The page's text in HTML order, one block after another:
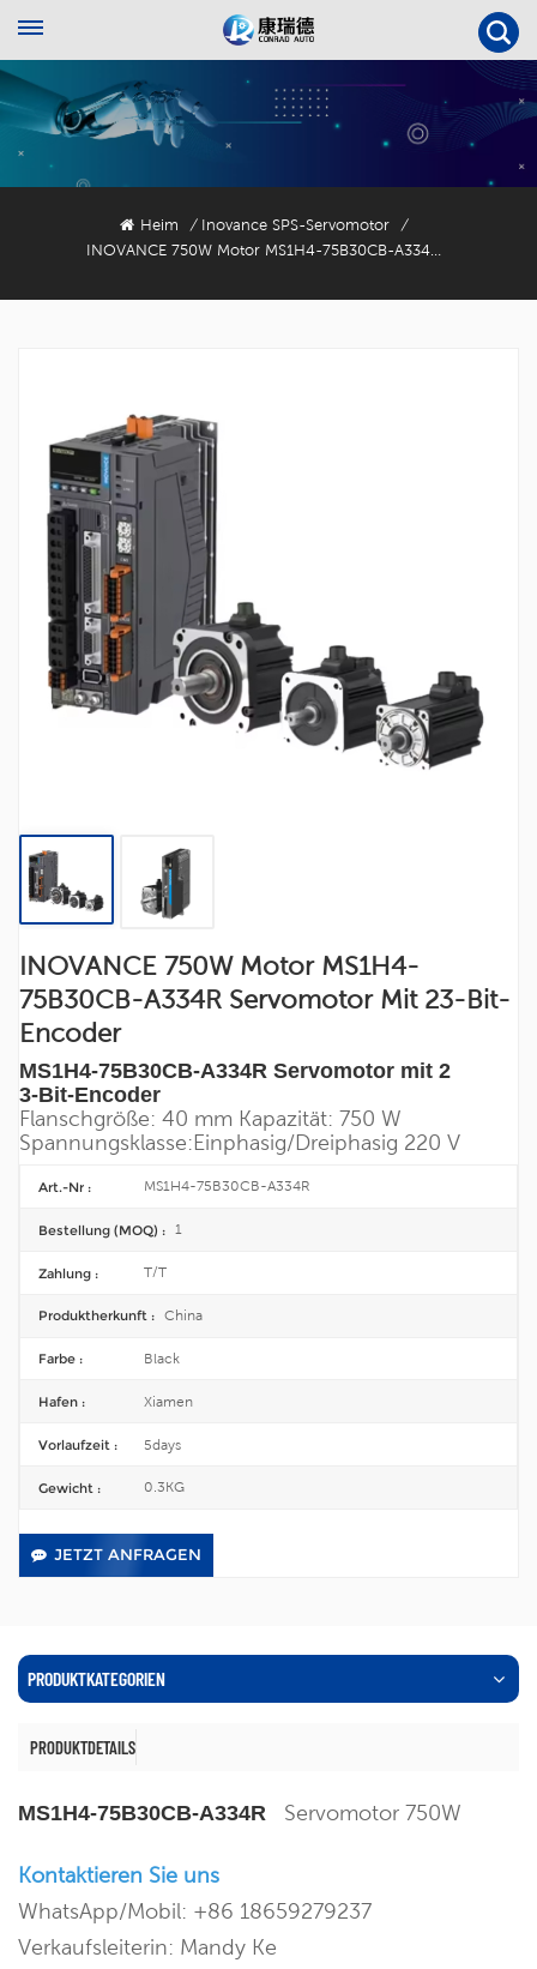
Heim / Inovance SPS-Servomotor
/
INOVANCE 750W Motor MS1H4-75B30CB-A334R Servomotor Mit 23-Bit-Encoder
INOVANCE 750W Motor MS1H4-
75B30CB-A334R Servomotor Mit 23-Bit-
Encoder
MS1H4-75B30CB-A334R Servomotor mit 2
3-Bit-Encoder
Flanschgröße: 40 mm Kapazität: 750 W
Spannungsklasse:Einphasig/Dreiphasig 220 V
Art.-Nr : MS1H4-75B30CB-A334R
Bestellung (MOQ) : 1
Zahlung : T/T
Produktherkunft : China
Farbe : Black
Hafen : Xiamen
Vorlaufzeit : 5days
Gewicht : 0.3KG
JETZT ANFRAGEN
PRODUKTKATEGORIEN
PRODUKTDETAILS
MS1H4-75B30CB-A334R Servomotor 750W
Kontaktieren Sie uns
WhatsApp/Mobil: +86 18659279237
Verkaufsleiterin: Mandy Ke